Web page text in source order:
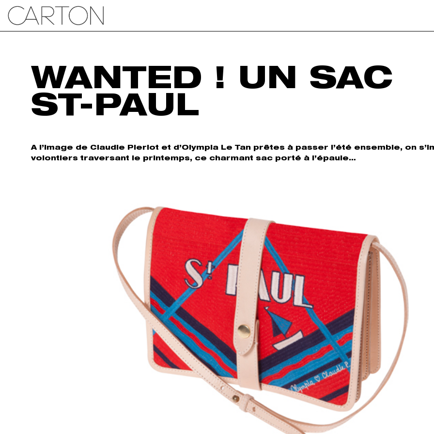
WANTED ! UN SAC
ST-PAUL
A l’image de Claudie Pierlot et d’Olympia Le Tan prêtes à passer l’été ensemble, on
volontiers traversant le printemps, ce charmant sac porté à l’épaule…